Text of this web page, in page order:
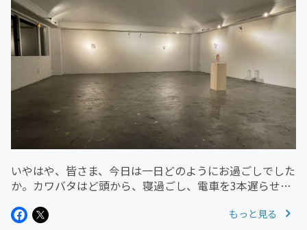
いやはや、皆さま、今日は一日どのようにお過ごしでした
か。カワバタはど頭から、寝過ごし、電車を3本遅らせ、
気付いた)仕方ねぇ！と割り切り、到着直後にまずは「清
もっと見る